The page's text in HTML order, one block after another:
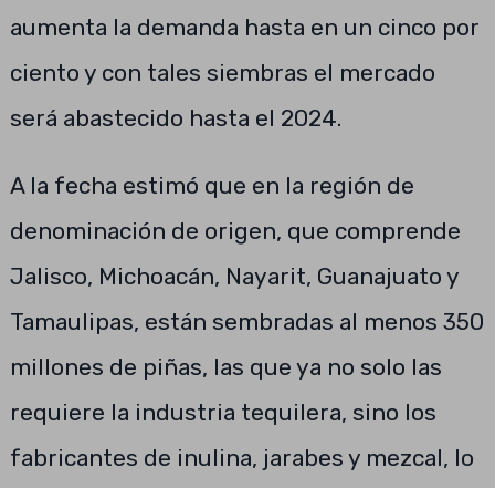
aumenta la demanda hasta en un cinco por
ciento y con tales siembras el mercado
será abastecido hasta el 2024.
A la fecha estimó que en la región de
denominación de origen, que comprende
Jalisco, Michoacán, Nayarit, Guanajuato y
Tamaulipas, están sembradas al menos 350
millones de piñas, las que ya no solo las
requiere la industria tequilera, sino los
fabricantes de inulina, jarabes y mezcal, lo